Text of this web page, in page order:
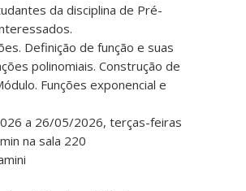
da disciplina de Pré-
Definição de função e suas
polinomiais. Construção de
Funções exponencial e
a 26/05/2026, terças-feiras
na sala 220